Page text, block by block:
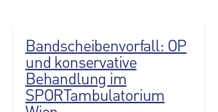
Bandscheibenvorfall: OP
und konservative
Behandlung im
SPORTambulatorium